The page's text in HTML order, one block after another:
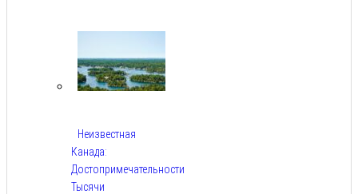
Неизвестная
Канада:
Достопримечательности
Тысячи